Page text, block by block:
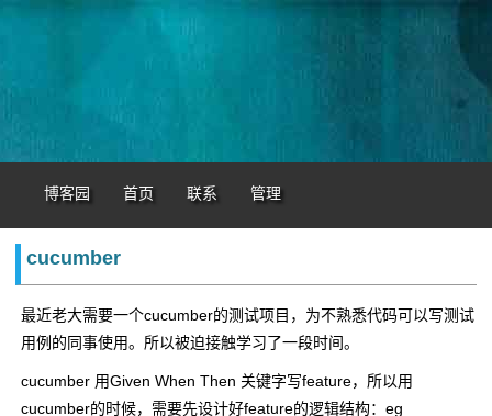
博客园 首页 联系 管理
cucumber
最近老大需要一个cucumber的测试项目，为不熟悉代码可以写测试
用例的同事使用。所以被迫接触学习了一段时间。
cucumber 用Given When Then 关键字写feature，所以用
cucumber的时候，需要先设计好feature的逻辑结构：eg